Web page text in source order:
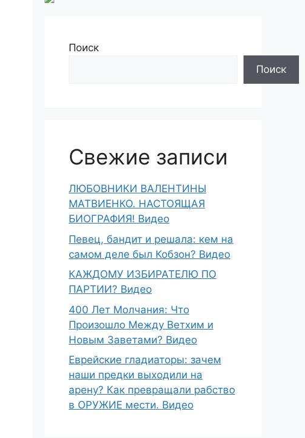
Поиск
Поиск
Свежие записи
ЛЮБОВНИКИ ВАЛЕНТИНЫ
МАТВИЕНКО. НАСТОЯЩАЯ
БИОГРАФИЯ! Видео
Певец, бандит и решала: кем на
самом деле был Кобзон? Видео
КАЖДОМУ ИЗБИРАТЕЛЮ ПО
ПАРТИИ? Видео
400 Лет Молчания: Что
Произошло Между Ветхим и
Новым Заветами? Видео
Еврейские гладиаторы: зачем
наши предки выходили на
арену? Как превращали рабство
в ОРУЖИЕ мести. Видео